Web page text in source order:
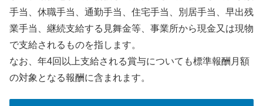
手当、休職手当、通勤手当、住宅手当、別居手当、早出残
業手当、継続支給する見舞金等、事業所から現金又は現物
で支給されるものを指します。
なお、年4回以上支給される賞与についても標準報酬月額
の対象となる報酬に含まれます。